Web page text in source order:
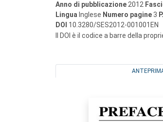
Anno di pubblicazione 2012
Lingua Inglese Numero pagine 3 P.
DOI 10.3280/SES2012-001001EN
Il DOI è il codice a barre della